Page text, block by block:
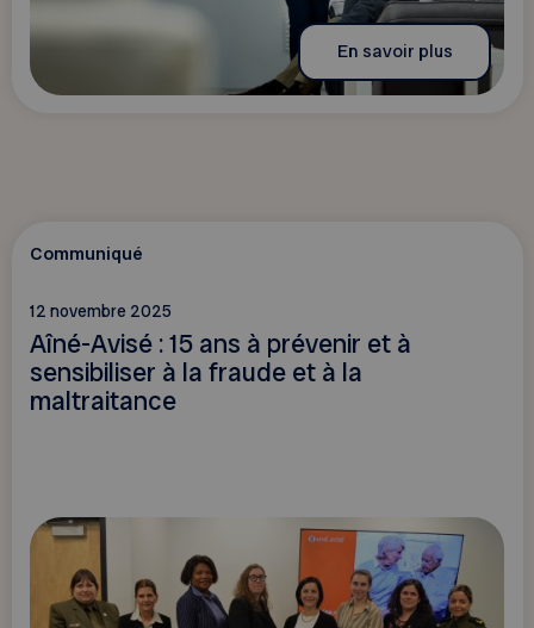
En savoir plus
Communiqué
12 novembre 2025
Aîné-Avisé : 15 ans à prévenir et à
sensibiliser à la fraude et à la
maltraitance